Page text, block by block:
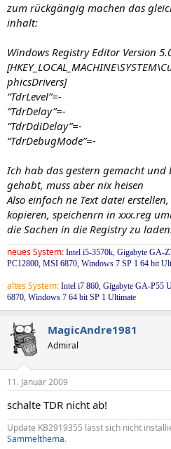
zum rückgängig machen das
inhalt:
Windows Registry Editor Version
phicsDrivers]
“TdrLevel”=-
“TdrDelay”=-
“TdrDdiDelay”=-
“TdrDebugMode”=-
Ich hab das gestern gemacht und
gehabt, muss aber nix heisen
Also einfach ne Text datei
kopieren, speichenrn in xxx.reg
die Sachen in die Registry zu laden.
neues System: Intel i5-3570k, Gigabyte GA-
PC12800, MSI 6870, Windows 7 SP 1 64 bit
altes System: Intel i7 860, Gigabyte GA-P55
6870, Windows 7 64 bit SP 1 Ultimate
MagicAndre1981
Admiral
11. Januar 2009
schalte TDR nicht ab!
Update KB2919355 lässt sich nicht
Sammelthema.